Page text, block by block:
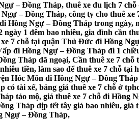
– Đồng Tháp, thuê xe du lịch 7
– Đồng Tháp, công ty cho thuê
Hồng Ngự – Đồng Tháp trong ngày,
1 đêm bao nhiêu, gia đình cần
7 chỗ tại quận Thủ Đức đi Hồng
đi Hồng Ngự – Đồng Tháp đi 1
Tháp dã ngoại, Cần thuê xe 7
tiền, làm sao để thuê xe 7 chỗ
Hóc Môn đi Hồng Ngự – Đồng
tài xế, bảng giá thuê xe 7 chỗ ở
tảo mộ, giá thuê xe 7 chỗ đi Hồng
Tháp dịp tết tây giá bao nhiêu, giá
Ngự – Đồng Tháp,